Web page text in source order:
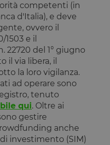
competenti (in
d'Italia), e deve
ovvero il
e il
22720 del 1° giugno
il via libera, il
la loro vigilanza.
ad operare sono
tenuto
qui. Oltre ai
gestire
anche
investimento (SIM)